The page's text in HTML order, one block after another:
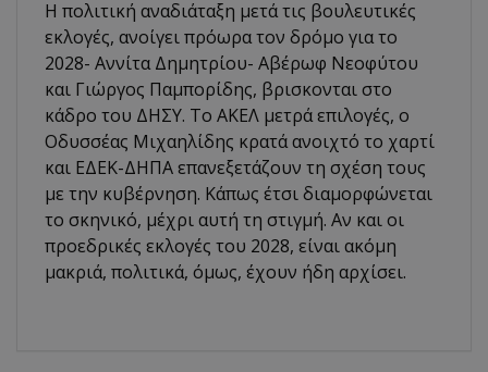
Η πολιτική αναδιάταξη μετά τις βουλευτικές
εκλογές, ανοίγει πρόωρα τον δρόμο για το
2028- Αννίτα Δημητρίου- Αβέρωφ Νεοφύτου
και Γιώργος Παμπορίδης, βρισκονται στο
κάδρο του ΔΗΣΥ. Το ΑΚΕΛ μετρά επιλογές, ο
Οδυσσέας Μιχαηλίδης κρατά ανοιχτό το χαρτί
και ΕΔΕΚ-ΔΗΠΑ επανεξετάζουν τη σχέση τους
με την κυβέρνηση. Κάπως έτσι διαμορφώνεται
το σκηνικό, μέχρι αυτή τη στιγμή. Αν και οι
προεδρικές εκλογές του 2028, είναι ακόμη
μακριά, πολιτικά, όμως, έχουν ήδη αρχίσει.